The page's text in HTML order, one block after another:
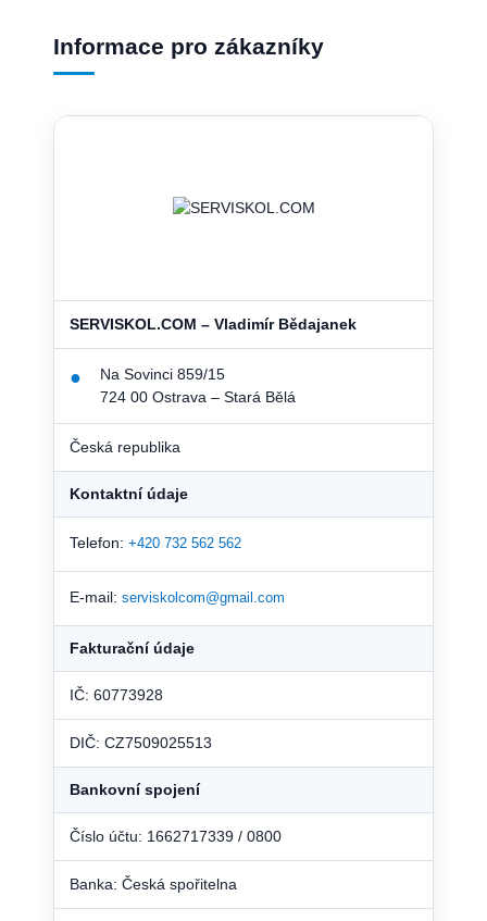
Informace pro zákazníky
SERVISKOL.COM – Vladimír Bědajanek
●
Na Sovinci 859/15
724 00 Ostrava – Stará Bělá
Česká republika
Kontaktní údaje
Telefon: +420 732 562 562
E-mail: serviskolcom@gmail.com
Fakturační údaje
IČ: 60773928
DIČ: CZ7509025513
Bankovní spojení
Číslo účtu: 1662717339 / 0800
Banka: Česká spořitelna